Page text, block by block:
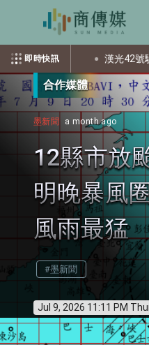
即時快訊
個資？ 漢光42號驗證
合作媒體
墨新聞 a month ago
12縣市放
明晚暴風
風雨最猛
#墨新聞
Jul 9, 2026 11:11 PM